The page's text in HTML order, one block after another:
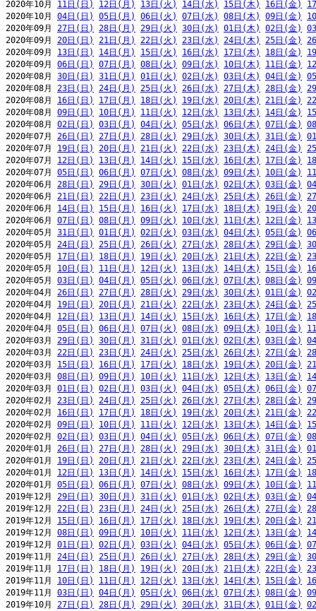
2020年10月 11日(日) 12日(月) 13日(火) 14日(水) 15日(木) 16日(金)
2020年10月 04日(日) 05日(月) 06日(火) 07日(水) 08日(木) 09日(金)
2020年09月 27日(日) 28日(月) 29日(火) 30日(水) 01日(木) 02日(金)
2020年09月 20日(日) 21日(月) 22日(火) 23日(水) 24日(木) 25日(金)
2020年09月 13日(日) 14日(月) 15日(火) 16日(水) 17日(木) 18日(金)
2020年09月 06日(日) 07日(月) 08日(火) 09日(水) 10日(木) 11日(金)
2020年08月 30日(日) 31日(月) 01日(火) 02日(水) 03日(木) 04日(金)
2020年08月 23日(日) 24日(月) 25日(火) 26日(水) 27日(木) 28日(金)
2020年08月 16日(日) 17日(月) 18日(火) 19日(水) 20日(木) 21日(金)
2020年08月 09日(日) 10日(月) 11日(火) 12日(水) 13日(木) 14日(金)
2020年08月 02日(日) 03日(月) 04日(火) 05日(水) 06日(木) 07日(金)
2020年07月 26日(日) 27日(月) 28日(火) 29日(水) 30日(木) 31日(金)
2020年07月 19日(日) 20日(月) 21日(火) 22日(水) 23日(木) 24日(金)
2020年07月 12日(日) 13日(月) 14日(火) 15日(水) 16日(木) 17日(金)
2020年07月 05日(日) 06日(月) 07日(火) 08日(水) 09日(木) 10日(金)
2020年06月 28日(日) 29日(月) 30日(火) 01日(水) 02日(木) 03日(金)
2020年06月 21日(日) 22日(月) 23日(火) 24日(水) 25日(木) 26日(金)
2020年06月 14日(日) 15日(月) 16日(火) 17日(水) 18日(木) 19日(金)
2020年06月 07日(日) 08日(月) 09日(火) 10日(水) 11日(木) 12日(金)
2020年05月 31日(日) 01日(月) 02日(火) 03日(水) 04日(木) 05日(金)
2020年05月 24日(日) 25日(月) 26日(火) 27日(水) 28日(木) 29日(金)
2020年05月 17日(日) 18日(月) 19日(火) 20日(水) 21日(木) 22日(金)
2020年05月 10日(日) 11日(月) 12日(火) 13日(水) 14日(木) 15日(金)
2020年05月 03日(日) 04日(月) 05日(火) 06日(水) 07日(木) 08日(金)
2020年04月 26日(日) 27日(月) 28日(火) 29日(水) 30日(木) 01日(金)
2020年04月 19日(日) 20日(月) 21日(火) 22日(水) 23日(木) 24日(金)
2020年04月 12日(日) 13日(月) 14日(火) 15日(水) 16日(木) 17日(金)
2020年04月 05日(日) 06日(月) 07日(火) 08日(水) 09日(木) 10日(金)
2020年03月 29日(日) 30日(月) 31日(火) 01日(水) 02日(木) 03日(金)
2020年03月 22日(日) 23日(月) 24日(火) 25日(水) 26日(木) 27日(金)
2020年03月 15日(日) 16日(月) 17日(火) 18日(水) 19日(木) 20日(金)
2020年03月 08日(日) 09日(月) 10日(火) 11日(水) 12日(木) 13日(金)
2020年03月 01日(日) 02日(月) 03日(火) 04日(水) 05日(木) 06日(金)
2020年02月 23日(日) 24日(月) 25日(火) 26日(水) 27日(木) 28日(金)
2020年02月 16日(日) 17日(月) 18日(火) 19日(水) 20日(木) 21日(金)
2020年02月 09日(日) 10日(月) 11日(火) 12日(水) 13日(木) 14日(金)
2020年02月 02日(日) 03日(月) 04日(火) 05日(水) 06日(木) 07日(金)
2020年01月 26日(日) 27日(月) 28日(火) 29日(水) 30日(木) 31日(金)
2020年01月 19日(日) 20日(月) 21日(火) 22日(水) 23日(木) 24日(金)
2020年01月 12日(日) 13日(月) 14日(火) 15日(水) 16日(木) 17日(金)
2020年01月 05日(日) 06日(月) 07日(火) 08日(水) 09日(木) 10日(金)
2019年12月 29日(日) 30日(月) 31日(火) 01日(水) 02日(木) 03日(金)
2019年12月 22日(日) 23日(月) 24日(火) 25日(水) 26日(木) 27日(金)
2019年12月 15日(日) 16日(月) 17日(火) 18日(水) 19日(木) 20日(金)
2019年12月 08日(日) 09日(月) 10日(火) 11日(水) 12日(木) 13日(金)
2019年12月 01日(日) 02日(月) 03日(火) 04日(水) 05日(木) 06日(金)
2019年11月 24日(日) 25日(月) 26日(火) 27日(水) 28日(木) 29日(金)
2019年11月 17日(日) 18日(月) 19日(火) 20日(水) 21日(木) 22日(金)
2019年11月 10日(日) 11日(月) 12日(火) 13日(水) 14日(木) 15日(金)
2019年11月 03日(日) 04日(月) 05日(火) 06日(水) 07日(木) 08日(金)
2019年10月 27日(日) 28日(月) 29日(火) 30日(水) 31日(木) 01日(金)